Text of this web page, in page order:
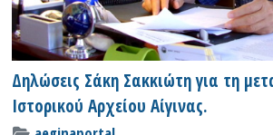
Δηλώσεις Σάκη Σακκιώτη για τη
Ιστορικού Αρχείου Αίγινας.